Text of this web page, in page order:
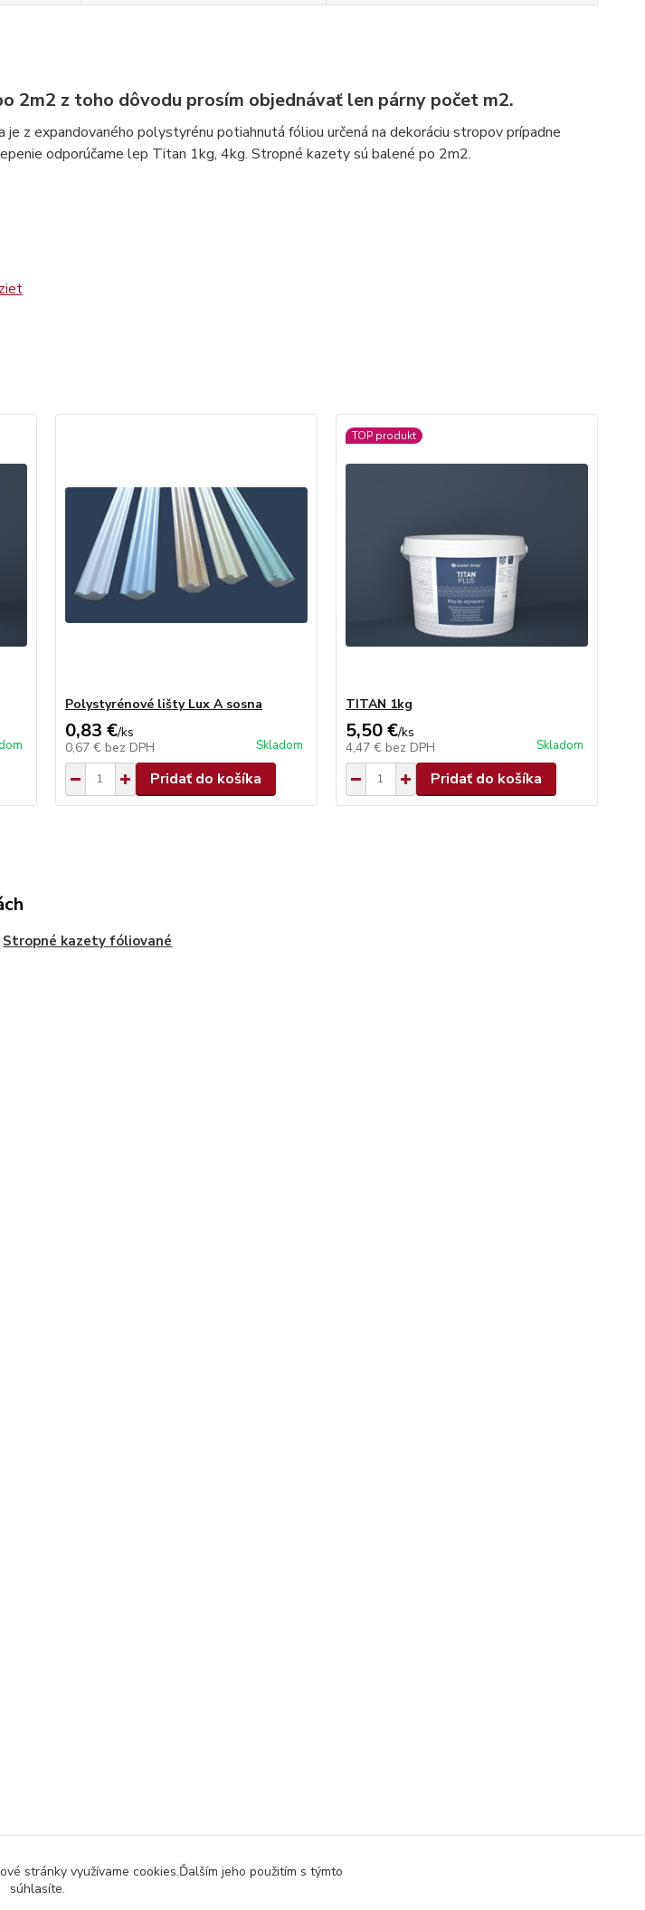
2m2 z toho dôvodu prosím objednávať len párny počet m2.
z expandovaného polystyrénu potiahnutá fóliou určená na dekoráciu stropov prípadne
odporúčame lep Titan 1kg, 4kg. Stropné kazety sú balené po 2m2.
Polystyrénové lišty Lux A sosna
0,83 €/ks
0,67 € bez DPH Skladom
Pridať do košíka
TOP produkt
TITAN 1kg
5,50 €/ks
4,47 € bez DPH Skladom
Pridať do košíka
Stropné kazety fóliované
stránky využívame cookies.Ďalším jeho použitím s týmto
súhlasíte.